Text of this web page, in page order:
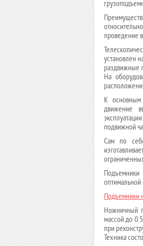
проведение
установлен
раздвижные
На
К основным
движение
подвижной
Сам по
Подъемники
Подъемники
Ножничный
массой до
при
Техника